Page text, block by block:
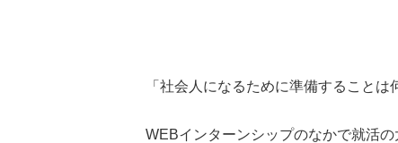
「社会人になるために準備することは
WEBインターンシップのなかで就活の